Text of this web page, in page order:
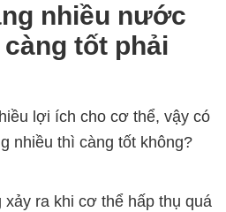
nhiều nước
tốt phải
lợi ích cho cơ thể, vậy có
nhiều thì càng tốt không?
ra khi cơ thể hấp thụ quá